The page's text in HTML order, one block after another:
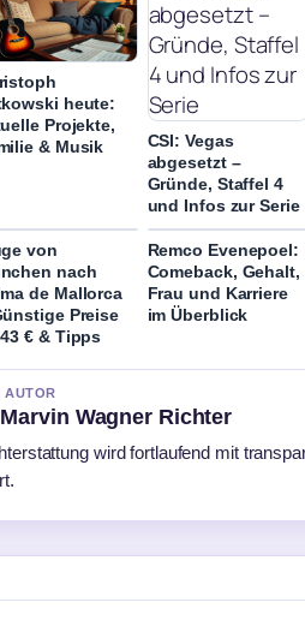
heute:
Projekte,
& Musik
CSI: Vegas
abgesetzt –
Gründe, Staffel 4
und Infos zur Serie
von
nach
de Mallorca
Preise
€ & Tipps
Remco Evenepoel:
Comeback, Gehalt,
Frau und Karriere
im Überblick
AUTOR
Wagner Richter
wird fortlaufend mit